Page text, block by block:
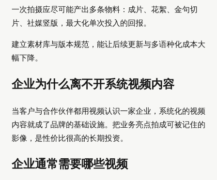
一次拍摄应尽可能产出多条物料：成片、花絮、金句切
片、社媒竖版，最大化单次投入的回报。
建立素材库与版本规范，能让后续更新与多语种化成本大
幅下降。
企业为什么离不开系统视频内容
当客户与合作伙伴都用视频认识一家企业，系统化的视频
内容就成了品牌的基础设施。把业务亮点拍成可被记住的
影像，是性价比很高的长期投资。
企业通常需要哪些视频